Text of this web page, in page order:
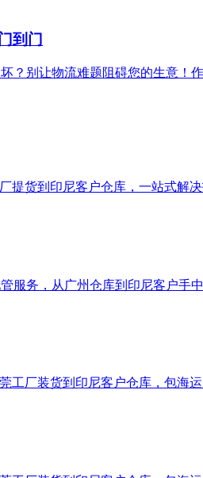
到门
？别让物流难题阻碍您的生意
货到印尼客户仓库，一站式解
务，从广州仓库到印尼客户手
厂装货到印尼客户仓库，包海